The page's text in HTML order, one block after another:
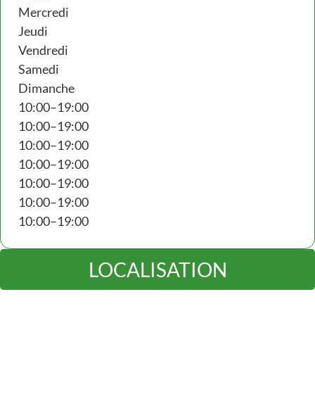
Mercredi
Jeudi
Vendredi
Samedi
Dimanche
10:00–19:00
10:00–19:00
10:00–19:00
10:00–19:00
10:00–19:00
10:00–19:00
10:00–19:00
LOCALISATION